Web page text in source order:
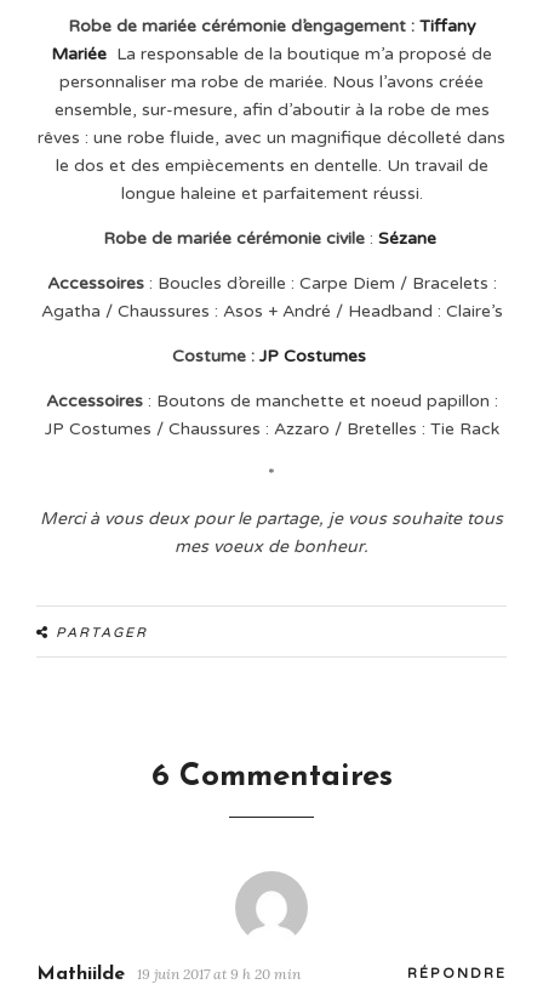
Robe de mariée cérémonie d’engagement : Tiffany
Mariée La responsable de la boutique m’a proposé de
personnaliser ma robe de mariée. Nous l’avons créée
ensemble, sur-mesure, afin d’aboutir à la robe de mes
rêves : une robe fluide, avec un magnifique décolleté dans
le dos et des empiècements en dentelle. Un travail de
longue haleine et parfaitement réussi.
Robe de mariée cérémonie civile: Sézane
Accessoires : Boucles d’oreille : Carpe Diem / Bracelets :
Agatha / Chaussures : Asos + André / Headband : Claire’s
Costume : JP Costumes
Accessoires: Boutons de manchette et noeud papillon :
JP Costumes / Chaussures : Azzaro / Bretelles : Tie Rack
*
Merci à vous deux pour le partage, je vous souhaite tous
mes voeux de bonheur.
PARTAGER
6 Commentaires
Mathiilde 19 juin 2017 at 9 h 20 min RÉPONDRE